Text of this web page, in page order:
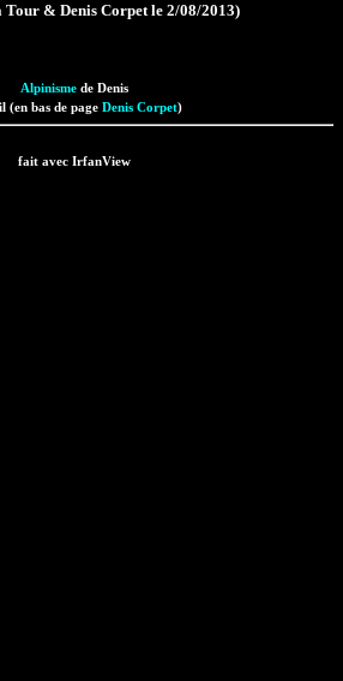
Tour & Denis Corpet le 2/08/2013)
Alpinisme de Denis
(en bas de page Denis Corpet)
fait avec IrfanView